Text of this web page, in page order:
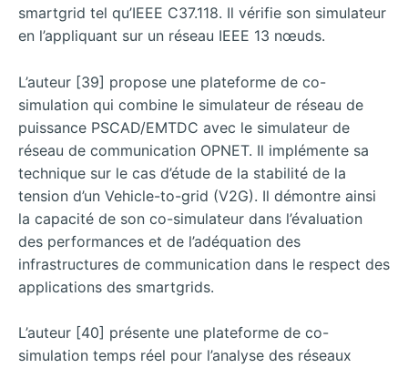
smartgrid tel qu’IEEE C37.118. Il vérifie son simulateur
en l’appliquant sur un réseau IEEE 13 nœuds.
L’auteur [39] propose une plateforme de co-
simulation qui combine le simulateur de réseau de
puissance PSCAD/EMTDC avec le simulateur de
réseau de communication OPNET. Il implémente sa
technique sur le cas d’étude de la stabilité de la
tension d’un Vehicle-to-grid (V2G). Il démontre ainsi
la capacité de son co-simulateur dans l’évaluation
des performances et de l’adéquation des
infrastructures de communication dans le respect des
applications des smartgrids.
L’auteur [40] présente une plateforme de co-
simulation temps réel pour l’analyse des réseaux